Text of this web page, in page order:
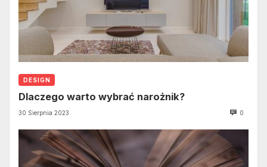
DESIGN
Dlaczego warto wybrać narożnik?
30 Sierpnia 2023 0